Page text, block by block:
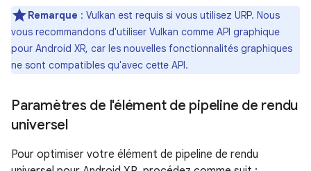
Remarque : Vulkan est requis si vous utilisez URP. Nous
vous recommandons d'utiliser Vulkan comme API graphique
pour Android XR, car les nouvelles fonctionnalités graphiques
ne sont compatibles qu'avec cette API.
Paramètres de l'élément de pipeline de rendu
universel
Pour optimiser votre élément de pipeline de rendu